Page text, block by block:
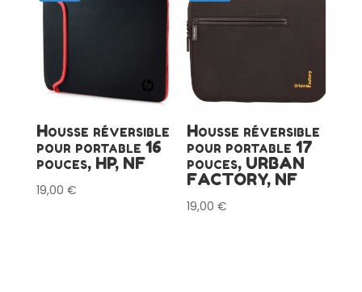
Housse réversible
pour portable 16
pouces, HP, NF
19,00 €
Housse réversible
pour portable 17
pouces, URBAN
FACTORY, NF
19,00€